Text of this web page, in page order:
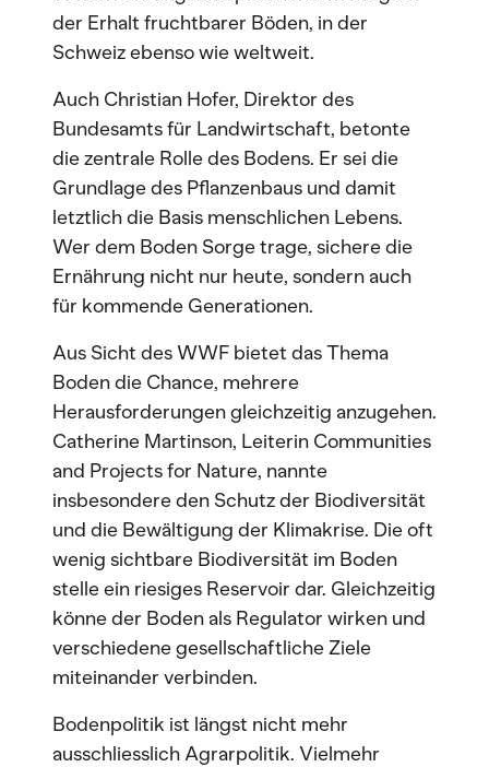
der Erhalt fruchtbarer Böden, in der
Schweiz ebenso wie weltweit.
Auch Christian Hofer, Direktor des
Bundesamts für Landwirtschaft, betonte
die zentrale Rolle des Bodens. Er sei die
Grundlage des Pflanzenbaus und damit
letztlich die Basis menschlichen Lebens.
Wer dem Boden Sorge trage, sichere die
Ernährung nicht nur heute, sondern auch
für kommende Generationen.
Aus Sicht des WWF bietet das Thema
Boden die Chance, mehrere
Herausforderungen gleichzeitig anzugehen.
Catherine Martinson, Leiterin Communities
and Projects for Nature, nannte
insbesondere den Schutz der Biodiversität
und die Bewältigung der Klimakrise. Die oft
wenig sichtbare Biodiversität im Boden
stelle ein riesiges Reservoir dar. Gleichzeitig
könne der Boden als Regulator wirken und
verschiedene gesellschaftliche Ziele
miteinander verbinden.
Bodenpolitik ist längst nicht mehr
ausschliesslich Agrarpolitik. Vielmehr